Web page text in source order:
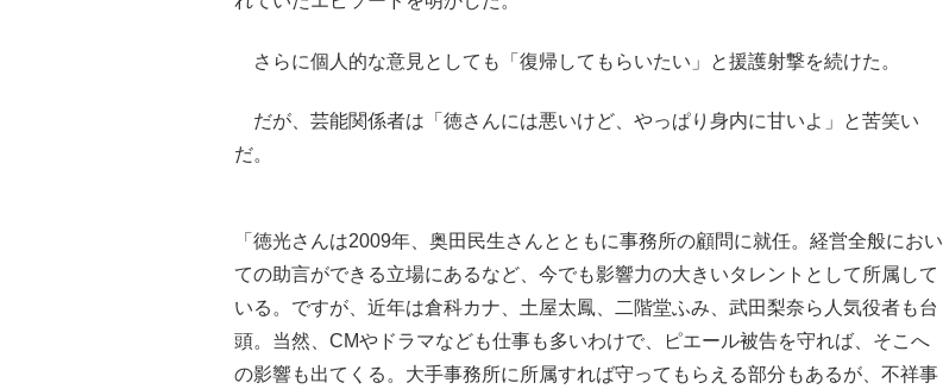
さらに個人的な意見としても「復帰してもらいたい」と援護射撃を続けた。
だが、芸能関係者は「徳さんには悪いけど、やっぱり身内に甘いよ」と苦笑い
だ。
「徳光さんは2009年、奥田民生さんとともに事務所の顧問に就任。経営全般におい
ての助言ができる立場にあるなど、今でも影響力の大きいタレントとして所属して
いる。ですが、近年は倉科カナ、土屋太鳳、二階堂ふみ、武田梨奈ら人気役者も台
頭。当然、CMやドラマなども仕事も多いわけで、ピエール被告を守れば、そこへ
の影響も出てくる。大手事務所に所属すれば守ってもらえる部分もあるが、不祥事